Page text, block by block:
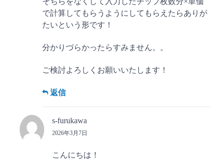
で計算してもらうようにしてもらえたらありが
たいという形です！
分かりづらかったらすみません。。
ご検討よろしくお願いいたします！
返信
s-furukawa
2026年3月7日
こんにちは！